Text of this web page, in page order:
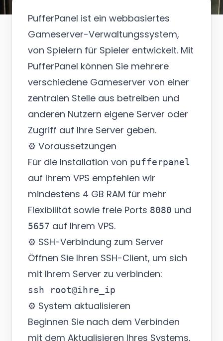
PufferPanel ist ein webbasiertes
Gameserver-Verwaltungssystem,
von Spielern für Spieler entwickelt. Mit
PufferPanel können Sie mehrere
verschiedene Gameserver von einer
zentralen Stelle aus betreiben und
anderen Nutzern eigene Server oder
Zugriff auf Ihre Server geben.
⚙️ Voraussetzungen
Für die Installation von pufferpanel
auf Ihrem VPS empfehlen wir
mindestens 4 GB RAM für mehr
Flexibilität sowie freie Ports 8080 und
5657 auf Ihrem VPS.
⚙️ SSH-Verbindung zum Server
Öffnen Sie Ihren SSH-Client, um sich
mit Ihrem Server zu verbinden:
⚙️ System aktualisieren
Beginnen Sie nach dem Verbinden
mit dem Aktualisieren Ihres Systems,